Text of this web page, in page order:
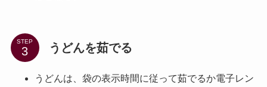
STEP うどんを茹でる
うどんは、袋の表示時間に従って茹でるか電子レン